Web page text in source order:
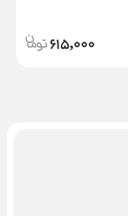
615,000